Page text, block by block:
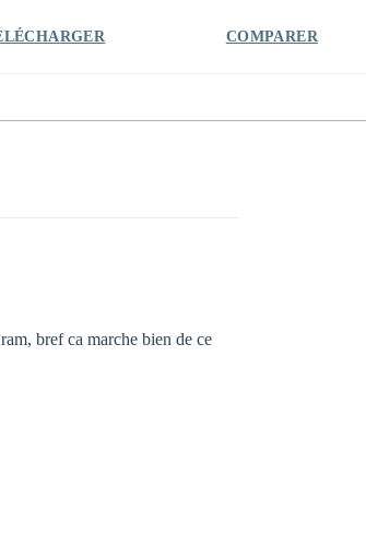
COMPARER
bref ca marche bien de ce